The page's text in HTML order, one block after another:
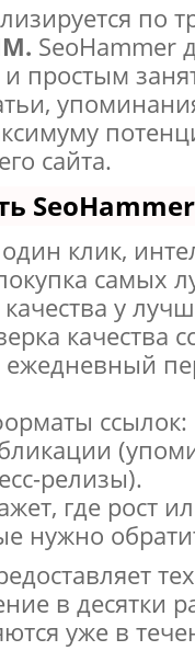
по
SeoHammer
простым
сайта.
SeoHammer
клик,
самых
у
качества
релизы).
где рост
нужно
в десятки
уже в